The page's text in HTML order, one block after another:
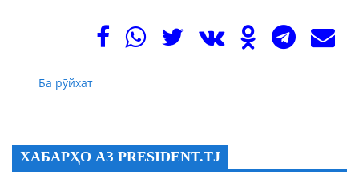
Ба рӯйхат
ХАБАРҲО АЗ PRESIDENT.TJ